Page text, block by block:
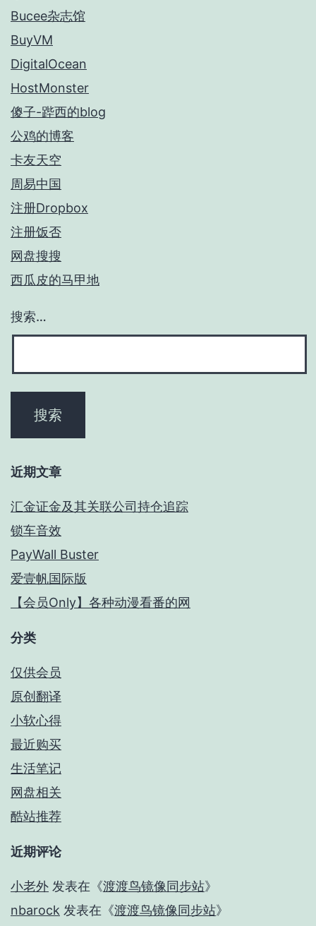
Bucee杂志馆
BuyVM
DigitalOcean
HostMonster
傻子-跸西的blog
公鸡的博客
卡友天空
周易中国
注册Dropbox
注册饭否
网盘搜搜
西瓜皮的马甲地
搜索…
近期文章
汇金证金及其关联公司持仓追踪
锁车音效
PayWall Buster
爱壹帆国际版
【会员Only】各种动漫看番的网
分类
仅供会员
原创翻译
小软心得
最近购买
生活笔记
网盘相关
酷站推荐
近期评论
小老外 发表在《渡渡鸟镜像同步站》
nbarock 发表在《渡渡鸟镜像同步站》